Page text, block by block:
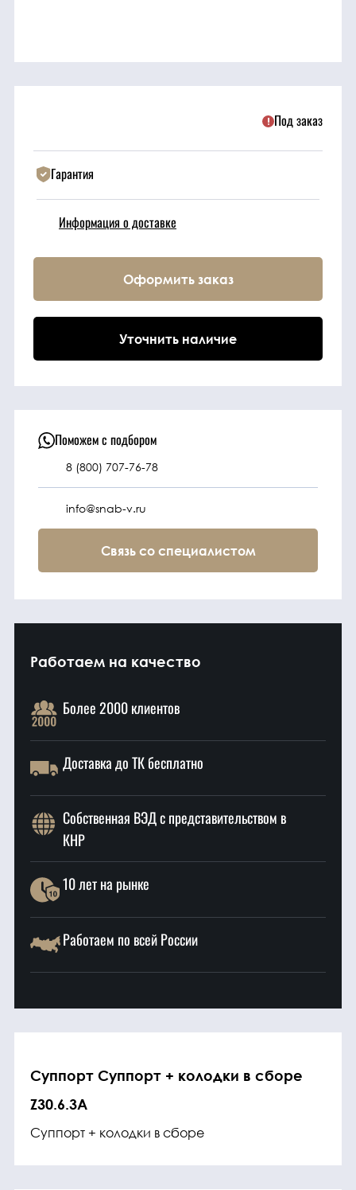
элементы
Ходовые части
Электрическая
Под заказ
Под заказ
Гарантия
Информация о доставке
Оформить заказ
Уточнить наличие
Поможем с подбором
8 (800) 707-76-78
info@snab-v.ru
Связь со специалистом
Работаем на качество
Более 2000 клиентов
Доставка до ТК бесплатно
Собственная ВЭД с представительством в
КНР
10 лет на рынке
Работаем по всей России
Суппорт Суппорт + колодки в сборе
Z30.6.3A
Суппорт + колодки в сборе